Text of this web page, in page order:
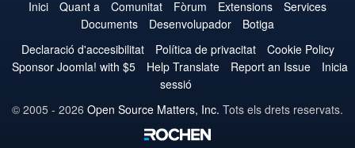
a
Twitter
a
Facebook
a
YouTube
a
LinkedIn
a
Pinterest
a
Instagram
a
GitHub
Inici Quant a Comunitat Fòrum Extensions
Services
Documents
Desenvolupador
Botiga
Declaració d'accesibilitat
Política de privacitat
Cookie Policy
Sponsor Joomla! with $5
Help Translate Report an Issue
Inicia
sessió
© 2005 - 2026 Open Source Matters, Inc. Tots els drets reservats.